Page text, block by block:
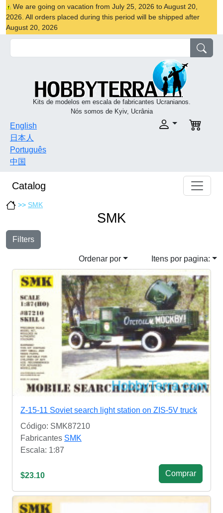
We are going on vacation from July 25, 2026 to August 20,
2026. All orders placed during this period will be shipped after
August 20, 2026
Kits de modelos em escala de fabricantes Ucranianos.
Nós somos de Kyiv, Ucrânia
English
日本人
Português
中国
Catalog
>> SMK
SMK
Filters
Ordenar por Itens por pagina:
Z-15-11 Soviet search light station on ZIS-5V truck
Código: SMK87210
Fabricantes SMK
Escala: 1:87
$23.10 Сomprar